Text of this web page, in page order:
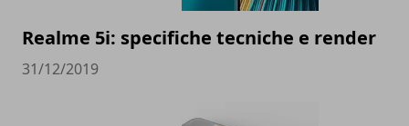
Realme 5i: specifiche tecniche e render
31/12/2019